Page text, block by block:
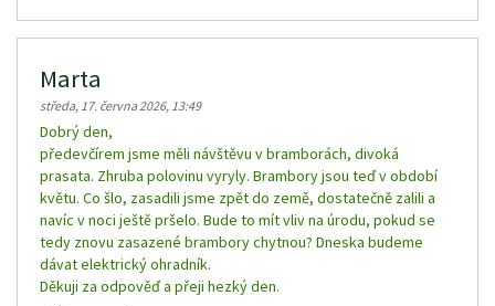
Marta
středa, 17. června 2026, 13:49
Dobrý den,
předevčírem jsme měli návštěvu v bramborách, divoká
prasata. Zhruba polovinu vyryly. Brambory jsou teď v období
květu. Co šlo, zasadili jsme zpět do země, dostatečně zalili a
navíc v noci ještě pršelo. Bude to mít vliv na úrodu, pokud se
tedy znovu zasazené brambory chytnou? Dneska budeme
dávat elektrický ohradník.
Děkuji za odpověď a přeji hezký den.